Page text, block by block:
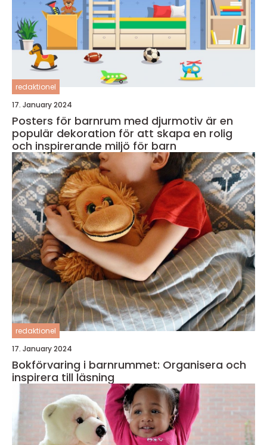
redaktionel
17. January 2024
Posters för barnrum med djurmotiv är en
populär dekoration för att skapa en rolig
och inspirerande miljö för barn
redaktionel
17. January 2024
Bokförvaring i barnrummet: Organisera och
inspirera till läsning